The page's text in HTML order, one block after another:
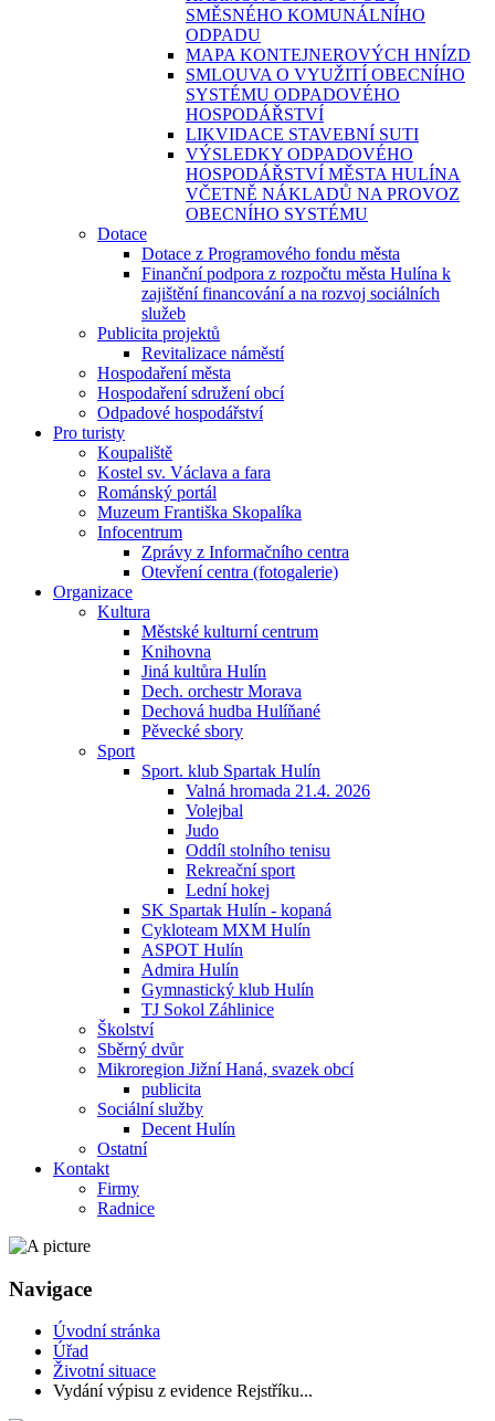
SMĚSNÉHO KOMUNÁLNÍHO
ODPADU
MAPA KONTEJNEROVÝCH HNÍZD
SMLOUVA O VYUŽITÍ OBECNÍHO
SYSTÉMU ODPADOVÉHO
HOSPODÁŘSTVÍ
LIKVIDACE STAVEBNÍ SUTI
VÝSLEDKY ODPADOVÉHO
HOSPODÁŘSTVÍ MĚSTA HULÍNA
VČETNĚ NÁKLADŮ NA PROVOZ
OBECNÍHO SYSTÉMU
Dotace
Dotace z Programového fondu města
Finanční podpora z rozpočtu města Hulína k
zajištění financování a na rozvoj sociálních
služeb
Publicita projektů
Revitalizace náměstí
Hospodaření města
Hospodaření sdružení obcí
Odpadové hospodářství
Pro turisty
Koupaliště
Kostel sv. Václava a fara
Románský portál
Muzeum Františka Skopalíka
Infocentrum
Zprávy z Informačního centra
Otevření centra (fotogalerie)
Organizace
Kultura
Městské kulturní centrum
Knihovna
Jiná kultůra Hulín
Dech. orchestr Morava
Dechová hudba Hulíňané
Pěvecké sbory
Sport
Sport. klub Spartak Hulín
Valná hromada 21.4. 2026
Volejbal
Judo
Oddíl stolního tenisu
Rekreační sport
Lední hokej
SK Spartak Hulín - kopaná
Cykloteam MXM Hulín
ASPOT Hulín
Admira Hulín
Gymnastický klub Hulín
TJ Sokol Záhlinice
Školství
Sběrný dvůr
Mikroregion Jižní Haná, svazek obcí
publicita
Sociální služby
Decent Hulín
Ostatní
Kontakt
Firmy
Radnice
Navigace
Úvodní stránka
Úřad
Životní situace
Vydání výpisu z evidence Rejstříku...